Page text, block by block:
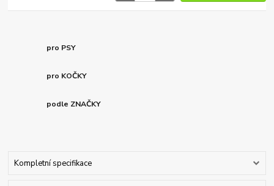
pro PSY
pro KOČKY
podle ZNAČKY
Kompletní specifikace